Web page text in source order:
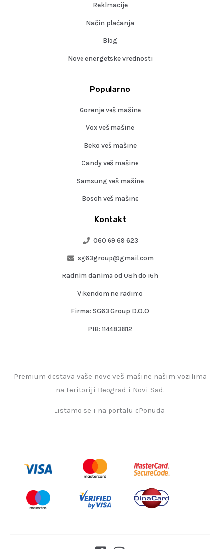
Kontakt
060 69 69 623
sg63group@gmail.com
Radnim danima od 08h do 16h
Vikendom ne radimo
Firma: SG63 Group D.O.O
PIB: 114483812
Popularno
Gorenje veš mašine
Vox veš mašine
Beko veš mašine
Candy veš mašine
Samsung veš mašine
Bosch veš mašine
Reklmacije
Način plaćanja
Blog
Nove energetske vrednosti
Premium dostava vaše nove veš mašine našim vozilima
na teritoriji Beograd i Novi Sad.
Listamo se i na portalu ePonuda.